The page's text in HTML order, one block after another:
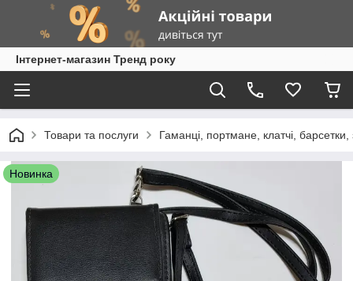
Інтернет-магазин Тренд року
Товари та послуги Гаманці, портмане, клатчі,
Новинка